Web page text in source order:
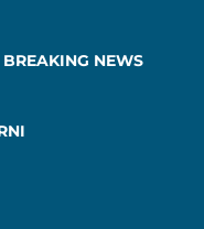
BREAKING NEWS